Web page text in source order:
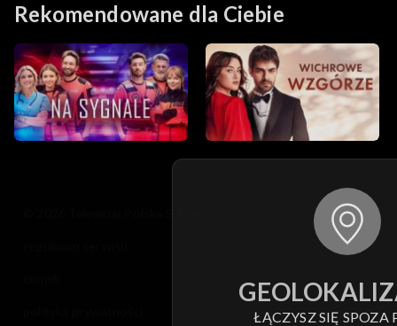
Rekomendowane dla Ciebie
ŁĄCZYSZ SIĘ SPOZA